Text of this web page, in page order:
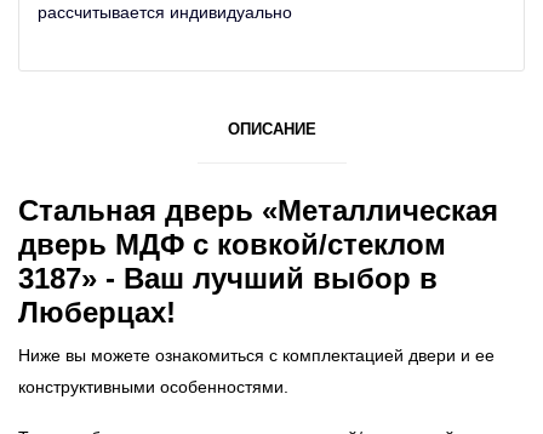
рассчитывается индивидуально
ОПИСАНИЕ
Стальная дверь «Металлическая
дверь МДФ с ковкой/стеклом
3187» - Ваш лучший выбор в
Люберцах!
Ниже вы можете ознакомиться с комплектацией двери и ее
конструктивными особенностями.